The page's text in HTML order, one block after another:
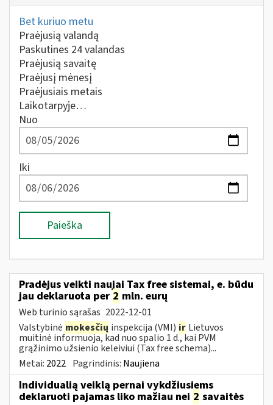
Bet kuriuo metu
Praėjusią valandą
Paskutines 24 valandas
Praėjusią savaitę
Praėjusį mėnesį
Praėjusiais metais
Laikotarpyje…
Nuo
Iki
Paieška
Pradėjus veikti naujai Tax free sistemai, e. būdu
jau deklaruota per 2 mln. eurų
Web turinio sąrašas 2022-12-01
Valstybinė mokesčių inspekcija (VMI) ir Lietuvos
muitinė informuoja, kad nuo spalio 1 d., kai PVM
grąžinimo užsienio keleiviui (Tax free schema)...
Metai: 2022 Pagrindinis: Naujiena
Individualią veiklą pernai vykdžiusiems
deklaruoti pajamas liko mažiau nei 2 savaitės